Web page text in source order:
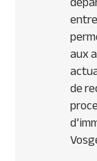
aux
de